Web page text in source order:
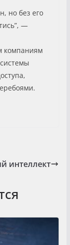
но без его
—
компаниям
интеллект